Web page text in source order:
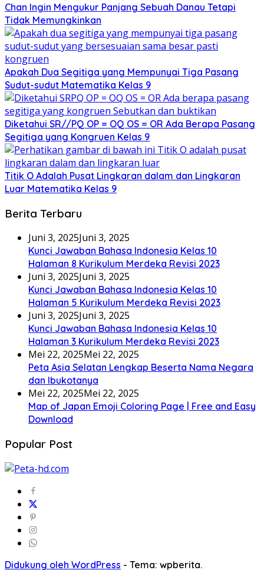
Chan Ingin Mengukur Panjang Sebuah Danau Tetapi
Tidak Memungkinkan
Apakah Dua Segitiga yang Mempunyai Tiga Pasang
Sudut-sudut Matematika Kelas 9
Diketahui SR//PQ OP = OQ OS = OR Ada Berapa Pasang
Segitiga yang Kongruen Kelas 9
Titik O Adalah Pusat Lingkaran dalam dan Lingkaran
Luar Matematika Kelas 9
Berita Terbaru
Juni 3, 2025Juni 3, 2025
Kunci Jawaban Bahasa Indonesia Kelas 10
Halaman 8 Kurikulum Merdeka Revisi 2023
Juni 3, 2025Juni 3, 2025
Kunci Jawaban Bahasa Indonesia Kelas 10
Halaman 5 Kurikulum Merdeka Revisi 2023
Juni 3, 2025Juni 3, 2025
Kunci Jawaban Bahasa Indonesia Kelas 10
Halaman 3 Kurikulum Merdeka Revisi 2023
Mei 22, 2025Mei 22, 2025
Peta Asia Selatan Lengkap Beserta Nama Negara
dan Ibukotanya
Mei 22, 2025Mei 22, 2025
Map of Japan Emoji Coloring Page | Free and Easy
Download
Popular Post
Didukung oleh WordPress - Tema: wpberita.